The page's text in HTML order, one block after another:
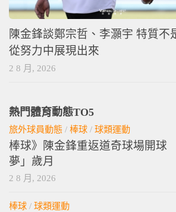
陳金鋒談鄭宗哲、李灝宇 特質不
從努力中展現出來
2 8 月, 2026
熱門體育動態TO5
旅外球員動態 / 棒球 / 球類運動
棒球》陳金鋒重返道奇球場開
夢」歲月
2 8 月, 2026
棒球 / 球類運動